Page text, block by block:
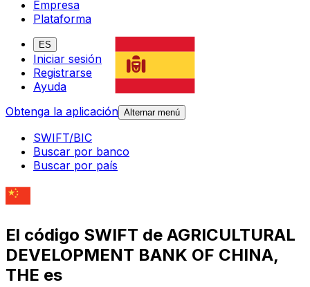
Empresa
Plataforma
ES
Iniciar sesión
Registrarse
Ayuda
Obtenga la aplicación Alternar menú
SWIFT/BIC
Buscar por banco
Buscar por país
El código SWIFT de AGRICULTURAL
DEVELOPMENT BANK OF CHINA,
THE es